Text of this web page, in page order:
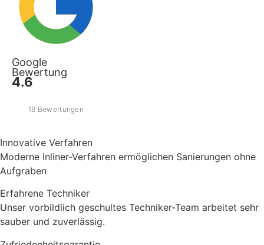
Google
Bewertung
4.6
18 Bewertungen
Innovative Verfahren
Moderne Inliner-Verfahren ermöglichen Sanierungen ohne
Aufgraben
Erfahrene Techniker
Unser vorbildlich geschultes Techniker-Team arbeitet sehr
sauber und zuverlässig.